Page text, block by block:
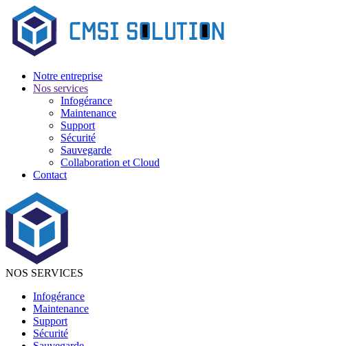
Notre entreprise
Nos services
Infogérance
Maintenance
Support
Sécurité
Sauvegarde
Collaboration et Cloud
Contact
NOS SERVICES
Infogérance
Maintenance
Support
Sécurité